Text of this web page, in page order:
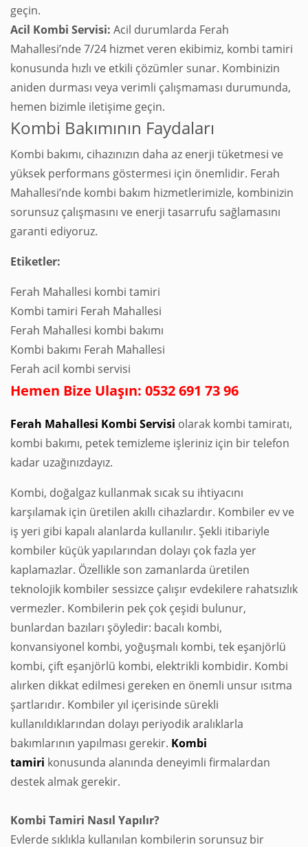
geçin.
Acil Kombi Servisi: Acil durumlarda Ferah
Mahallesi’nde 7/24 hizmet veren ekibimiz, kombi tamiri
konusunda hızlı ve etkili çözümler sunar. Kombinizin
aniden durması veya verimli çalışmaması durumunda,
hemen bizimle iletişime geçin.
Kombi Bakımının Faydaları
Kombi bakımı, cihazınızın daha az enerji tüketmesi ve
yüksek performans göstermesi için önemlidir. Ferah
Mahallesi’nde kombi bakım hizmetlerimizle, kombinizin
sorunsuz çalışmasını ve enerji tasarrufu sağlamasını
garanti ediyoruz.
Etiketler:
Ferah Mahallesi kombi tamiri
Kombi tamiri Ferah Mahallesi
Ferah Mahallesi kombi bakımı
Kombi bakımı Ferah Mahallesi
Ferah acil kombi servisi
Hemen Bize Ulaşın: 0532 691 73 96
Ferah Mahallesi Kombi Servisi olarak kombi tamiratı,
kombi bakımı, petek temizleme işleriniz için bir telefon
kadar uzağınızdayız.
Kombi, doğalgaz kullanmak sıcak su ihtiyacını
karşılamak için üretilen akıllı cihazlardır. Kombiler ev ve
iş yeri gibi kapalı alanlarda kullanılır. Şekli itibariyle
kombiler küçük yapılarından dolayı çok fazla yer
kaplamazlar. Özellikle son zamanlarda üretilen
teknolojik kombiler sessizce çalışır evdekilere rahatsızlık
vermezler. Kombilerin pek çok çeşidi bulunur,
bunlardan bazıları şöyledir: bacalı kombi,
konvansiyonel kombi, yoğuşmalı kombi, tek eşanjörlü
kombi, çift eşanjörlü kombi, elektrikli kombidir. Kombi
alırken dikkat edilmesi gereken en önemli unsur ısıtma
şartlarıdır. Kombiler yıl içerisinde sürekli
kullanıldıklarından dolayı periyodik aralıklarla
bakımlarının yapılması gerekir. Kombi
tamiri konusunda alanında deneyimli firmalardan
destek almak gerekir.
Kombi Tamiri Nasıl Yapılır?
Evlerde sıklıkla kullanılan kombilerin sorunsuz bir